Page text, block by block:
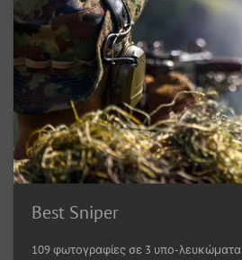
Best Sniper
109 φωτογραφίες σε 3 υπο-λευκώματα